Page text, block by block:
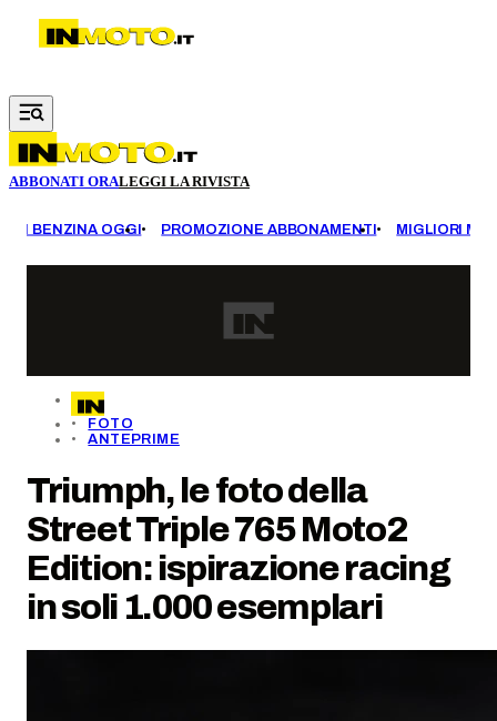
Vai al contenuto principale
ABBONATI ORALEGGI LA RIVISTA
BENZINA OGGI PROMOZIONE ABBONAMENTI MIGLIORI
FOTO
ANTEPRIME
Triumph, le foto della
Street Triple 765 Moto2
Edition: ispirazione racing
in soli 1.000 esemplari